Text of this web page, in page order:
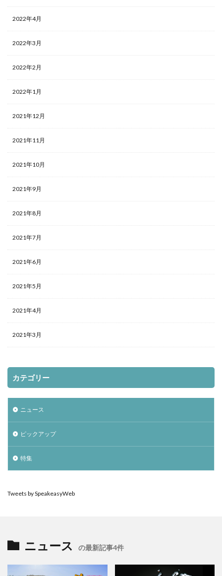
2022年4月
2022年3月
2022年2月
2022年1月
2021年12月
2021年11月
2021年10月
2021年9月
2021年8月
2021年7月
2021年6月
2021年5月
2021年4月
2021年3月
カテゴリー
ニュース
ピックアップ
特集
Tweets by SpeakeasyWeb
ニュース の最新記事4件